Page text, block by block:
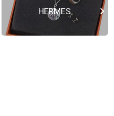
HERMES